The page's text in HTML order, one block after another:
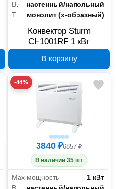
Вид крепления
настенный/напольный
Тип нагревательного элемента
монолит (х-образный)
Конвектор Sturm
CH1001RF 1 кВт
В корзину
-44%
3840 ₽6857 ₽
В наличии 35 шт
Max мощность
1 кВт